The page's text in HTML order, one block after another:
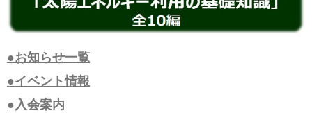
●お知らせ一覧
●イベント情報
●入会案内